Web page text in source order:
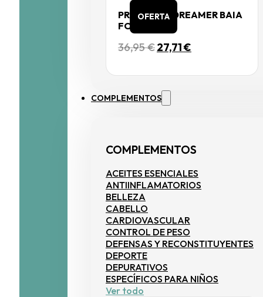
OFERTA
PROBIOTIC DREAMER BAIA
FOOD
36,95€EL
36,95 €.
27,71€EL
COMPLEMENTOS
COMPLEMENTOS
ACEITES ESENCIALES
ANTIINFLAMATORIOS
BELLEZA
CABELLO
CARDIOVASCULAR
CONTROL DE PESO
DEFENSAS Y RECONSTITUYENTES
DEPORTE
DEPURATIVOS
ESPECÍFICOS PARA NIÑOS
Ver todo